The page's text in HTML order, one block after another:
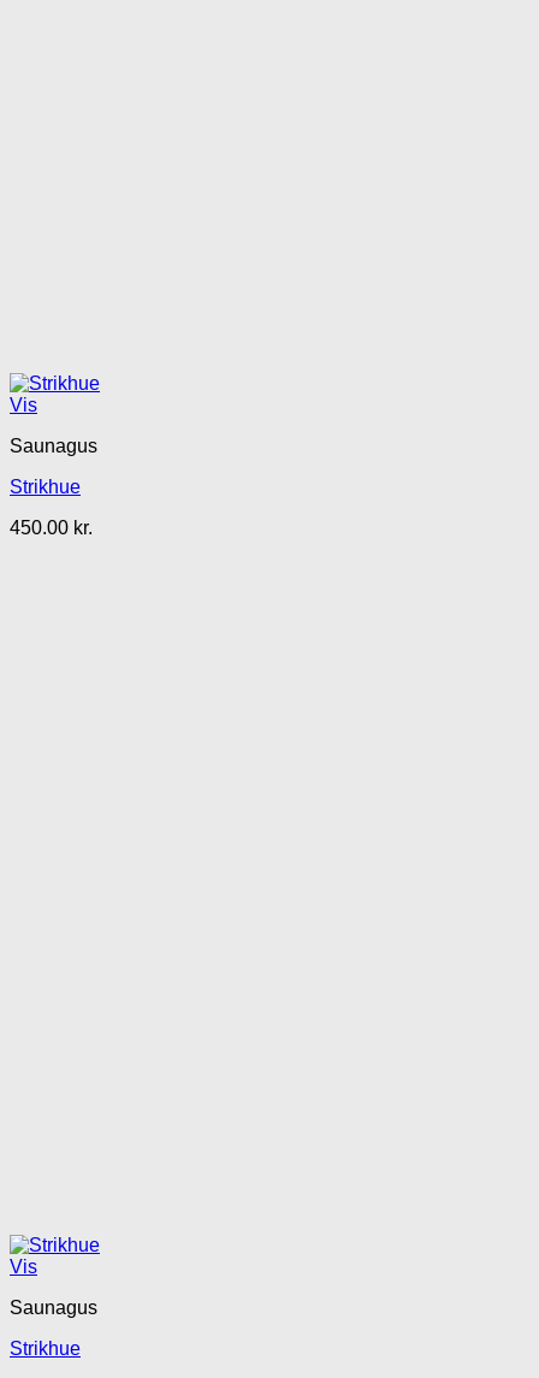
Vis
Saunagus
Strikhue
450.00 kr.
Vis
Saunagus
Strikhue